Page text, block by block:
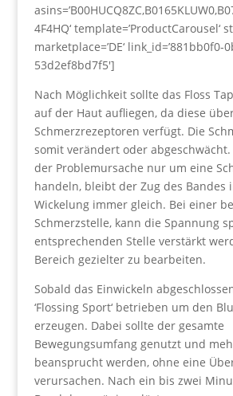
4F4HQ‘ template=’ProductCarousel‘
marketplace=’DE‘ link_id=’881bb0f0-
53d2ef8bd7f5′]
Nach Möglichkeit sollte das Floss
auf der Haut aufliegen, da diese
Schmerzrezeptoren verfügt. Die
somit verändert oder
der Problemursache nur um eine
handeln, bleibt der Zug des Bandes
Wickelung immer gleich. Bei einer
Schmerzstelle, kann die Spannung
entsprechenden Stelle verstärkt
Bereich gezielter zu bearbeiten.
Sobald das Einwickeln
‘Flossing Sport‘ betrieben um den
erzeugen. Dabei sollte der gesamte
Bewegungsumfang genutzt und
beansprucht werden, ohne eine
verursachen. Nach ein bis zwei